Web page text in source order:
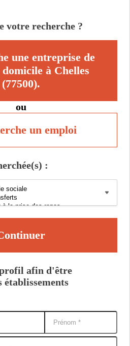
votre recherche ?
une entreprise de
à Chelles
(77500).
ou
un emploi
:
afin d'être
établissements